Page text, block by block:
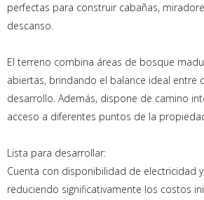
perfectas para construir cabañas,
descanso.
El terreno combina áreas de bosque
abiertas, brindando el balance ideal entre
desarrollo. Además, dispone de camino
acceso a diferentes puntos de la
Lista para desarrollar:
Cuenta con disponibilidad de electricidad y
reduciendo significativamente los costos